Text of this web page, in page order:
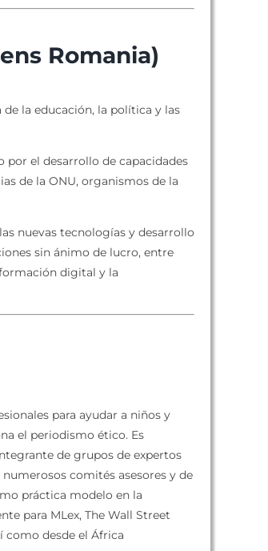
Romania)
la educación, la política y las
por el desarrollo de capacidades
de la ONU, organismos de la
nuevas tecnologías y desarrollo
sin ánimo de lucro, entre
digital y la
para ayudar a niños y
el periodismo ético. Es
de grupos de expertos
comités asesores y de
práctica modelo en la
para MLex, The Wall Street
como desde el África